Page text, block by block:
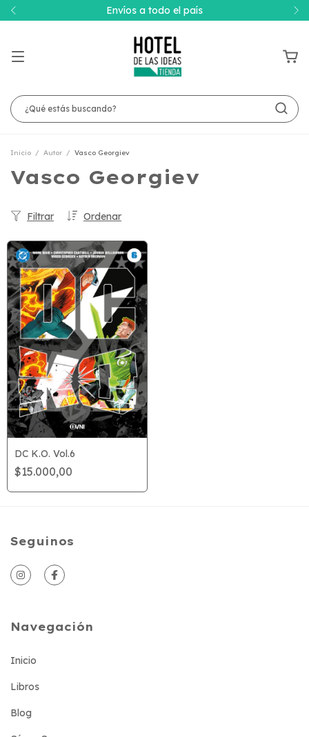
Envíos a todo el país
Inicio / Autor / Vasco Georgiev
Vasco Georgiev
Ordenar
Filtrar
DC K.O. Vol.6
$15.000,00
Seguinos
Navegación
Inicio
Libros
Blog